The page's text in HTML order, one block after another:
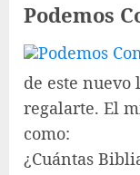
Podemos
de este
regalarte. El
como:
¿Cuántas